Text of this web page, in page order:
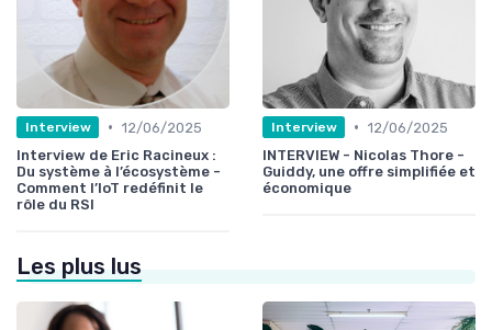
Interview • 12/06/2025
Interview de Eric Racineux :
Du système à l’écosystème -
Comment l’IoT redéfinit le
rôle du RSI
Interview • 12/06/2025
INTERVIEW - Nicolas Thore -
Guiddy, une offre simplifiée et
économique
Les plus lus